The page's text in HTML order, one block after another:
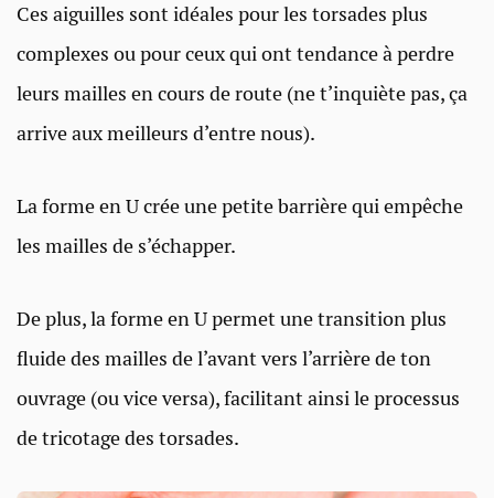
Ces aiguilles sont idéales pour les torsades plus
complexes ou pour ceux qui ont tendance à perdre
leurs mailles en cours de route (ne t’inquiète pas, ça
arrive aux meilleurs d’entre nous).
La forme en U crée une petite barrière qui empêche
les mailles de s’échapper.
De plus, la forme en U permet une transition plus
fluide des mailles de l’avant vers l’arrière de ton
ouvrage (ou vice versa), facilitant ainsi le processus
de tricotage des torsades.